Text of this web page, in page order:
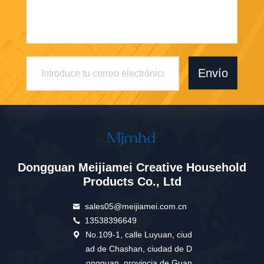
Envío
Dongguan Meijiamei Creative Household
Products Co., Ltd
sales05@meijiamei.com.cn
13538396649
No.109-1, calle Luyuan, ciud
ad de Chashan, ciudad de D